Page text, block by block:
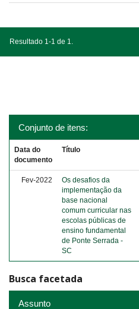
Resultado 1-1 de 1.
Conjunto de itens:
Data do
documento
Título
Fev-2022
Os desafios da
implementação da
base nacional
comum curricular nas
escolas públicas de
ensino fundamental
de Ponte Serrada -
SC
Busca facetada
Assunto